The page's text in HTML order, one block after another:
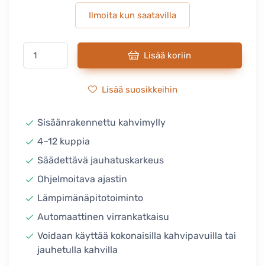
Ilmoita kun saatavilla
Lisää koriin
Lisää suosikkeihin
Sisäänrakennettu kahvimylly
4–12 kuppia
Säädettävä jauhatuskarkeus
Ohjelmoitava ajastin
Lämpimänäpitotoiminto
Automaattinen virrankatkaisu
Voidaan käyttää kokonaisilla kahvipavuilla tai
jauhetulla kahvilla